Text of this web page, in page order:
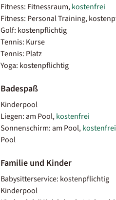
Fitness: Fitnessraum,kostenfrei
Fitness: Personal Training,
Golf: kostenpflichtig
Tennis: Kurse
Tennis: Platz
Yoga: kostenpflichtig
Badespaß
Kinderpool
Liegen: am Pool,kostenfrei
Sonnenschirm: am Pool,kostenfrei
Pool
Familie und Kinder
Babysitterservice: kostenpflichtig
Kinderpool